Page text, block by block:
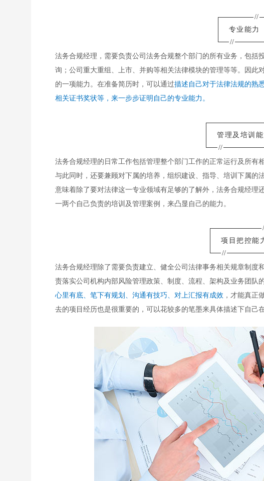
//
专业能力
//
法务合规经理，需要负责公司法务合规整个部门的所有业务，包括
询；公司重大重组、上市、并购等相关法律模块的管理等等。因此
的一项能力。在准备简历时，可以通过描述自己对于法律法规的熟
相关证书奖状等，来一步步证明自己的专业能力。
管理及培训能
//
法务合规经理的日常工作包括管理整个部门工作的正常运行及所有
与此同时，还要兼顾对下属的培养，组织建设、指导、培训下属的
意味着除了要对法律这一专业领域有足够的了解外，法务合规经理
一两个自己负责的培训及管理案例，来凸显自己的能力。
项目把控能
//
法务合规经理除了需要负责建立、健全公司法律事务相关规章制度
责落实公司机构内部风险管理政策、制度、流程、架构及业务团队
心里有底、笔下有规划、沟通有技巧、对上汇报有成效 ，才能真正
去的项目经历也是很重要的，可以花较多的笔墨来具体描述下自己